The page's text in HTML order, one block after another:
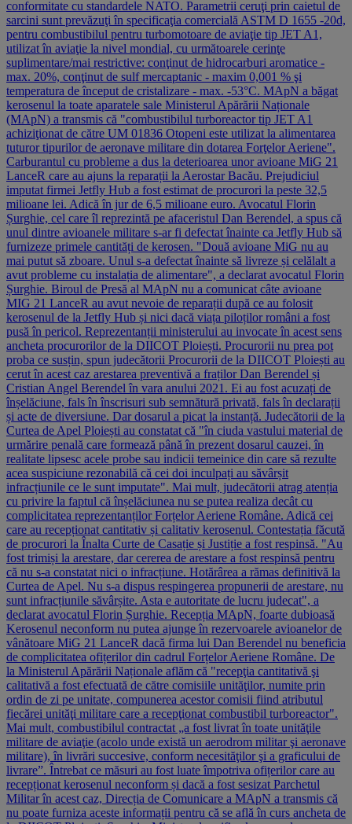
conformitate cu standardele NATO. Parametrii ceruţi prin caietul de
sarcini sunt prevăzuţi în specificaţia comercială ASTM D 1655 -20d,
pentru combustibilul pentru turbomotoare de aviaţie tip JET A1,
utilizat în aviaţie la nivel mondial, cu următoarele cerinţe
suplimentare/mai restrictive: conţinut de hidrocarburi aromatice -
max. 20%, conţinut de sulf mercaptanic - maxim 0,001 % şi
temperatura de început de cristalizare - max. -53°C. MApN a băgat
kerosenul la toate aparatele sale Ministerul Apărării Naționale
(MApN) a transmis că "combustibilul turboreactor tip JET A1
achiziţionat de către UM 01836 Otopeni este utilizat la alimentarea
tuturor tipurilor de aeronave militare din dotarea Forţelor Aeriene".
Carburantul cu probleme a dus la deterioarea unor avioane MiG 21
LanceR care au ajuns la reparații la Aerostar Bacău. Prejudiciul
imputat firmei Jetfly Hub a fost estimat de procurori la peste 32,5
milioane lei. Adică în jur de 6,5 milioane euro. Avocatul Florin
Șurghie, cel care îl reprezintă pe afaceristul Dan Berendel, a spus că
unul dintre avioanele militare s-ar fi defectat înainte ca Jetfly Hub să
furnizeze primele cantități de kerosen. "Două avioane MiG nu au
mai putut să zboare. Unul s-a defectat înainte să livreze și celălalt a
avut probleme cu instalația de alimentare", a declarat avocatul Florin
Șurghie. Biroul de Presă al MApN nu a comunicat câte avioane
MIG 21 LanceR au avut nevoie de reparații după ce au folosit
kerosenul de la Jetfly Hub și nici dacă viața piloților români a fost
pusă în pericol. Reprezentanții ministerului au invocate în acest sens
ancheta procurorilor de la DIICOT Ploiești. Procurorii nu prea pot
proba ce susțin, spun judecătorii Procurorii de la DIICOT Ploiești au
cerut în acest caz arestarea preventivă a fraților Dan Berendel și
Cristian Angel Berendel în vara anului 2021. Ei au fost acuzați de
înșelăciune, fals în înscrisuri sub semnătură privată, fals în declarații
și acte de diversiune. Dar dosarul a picat la instanță. Judecătorii de la
Curtea de Apel Ploiești au constatat că "în ciuda vastului material de
urmărire penală care formează până în prezent dosarul cauzei, în
realitate lipsesc acele probe sau indicii temeinice din care să rezulte
acea suspiciune rezonabilă că cei doi inculpați au săvârșit
infracțiunile ce le sunt imputate". Mai mult, judecătorii atrag atenția
cu privire la faptul că înșelăciunea nu se putea realiza decât cu
complicitatea reprezentanților Forțelor Aeriene Române. Adică cei
care au recepționat cantitativ și calitativ kerosenul. Contestația făcută
de procurori la Înalta Curte de Casație și Justiție a fost respinsă. "Au
fost trimiși la arestare, dar cererea de arestare a fost respinsă pentru
că nu s-a constatat nici o infracțiune. Hotărârea a rămas definitivă la
Curtea de Apel. Nu s-a dispus respingerea propunerii de arestare, nu
sunt infracțiunile săvârșite. Asta e autoritate de lucru judecat", a
declarat avocatul Florin Șurghie. Recepția MApN, foarte dubioasă
Kerosenul neconform nu putea ajunge în rezervoarele avioanelor de
vânătoare MiG 21 LanceR dacă firma lui Dan Berendel nu beneficia
de complicitatea ofițerilor din cadrul Forțelor Aeriene Române. De
la Ministerul Apărării Naționale aflăm că "recepţia cantitativă şi
calitativă a fost efectuată de către comisiile unităţilor, numite prin
ordin de zi pe unitate, compunerea acestor comisii fiind atributul
fiecărei unităţi militare care a recepţionat combustibil turboreactor".
Mai mult, combustibilul contractat „a fost livrat în toate unităţile
militare de aviaţie (acolo unde există un aerodrom militar şi aeronave
militare), în livrări succesive, conform necesităţilor şi a graficului de
livrare”. Întrebat ce măsuri au fost luate împotriva ofițerilor care au
recepționat kerosenul neconform și dacă a fost sesizat Parchetul
Militar în acest caz, Direcția de Comunicare a MApN a transmis că
nu poate furniza aceste informații pentru că se află în curs ancheta de